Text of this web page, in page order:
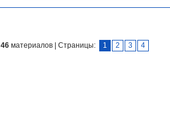
46 материалов | Страницы: 1 2 3
4